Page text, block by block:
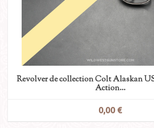
Revolver de collection Colt Alaskan
Action...
0,00 €